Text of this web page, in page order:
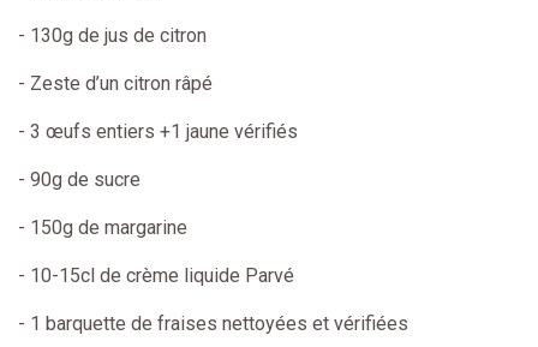
- 130g de jus de citron
- Zeste d’un citron râpé
- 3 œufs entiers +1 jaune vérifiés
- 90g de sucre
- 150g de margarine
- 10-15cl de crème liquide Parvé
- 1 barquette de fraises nettoyées et vérifiées